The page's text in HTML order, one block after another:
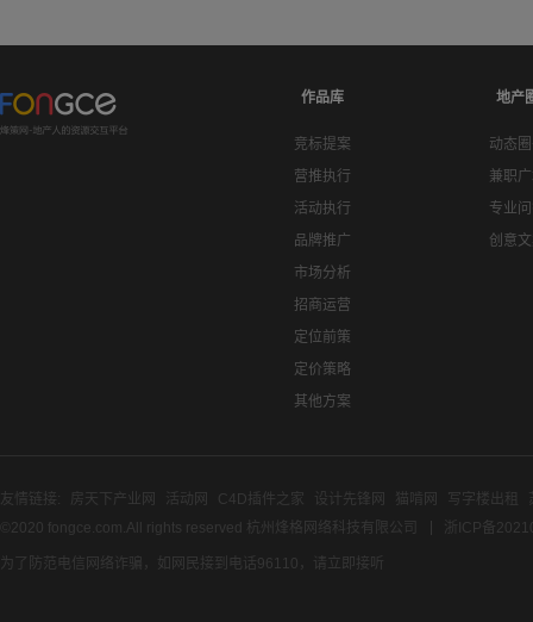
作品库
竞标提案
营推执行
活动执行
品牌推广
市场分析
招商运营
定位前策
定价策略
其他方案
地产
动态
兼职
专业
创意
友情链接: 房天下产业网 活动网 C4D插件之家 设计先锋网 猫啃网 写字楼出租
©2020 fongce.com.All rights reserved 杭州烽格网络科技有限公司
浙ICP备
为了防范电信网络诈骗，如网民接到电话96110，请立即接听